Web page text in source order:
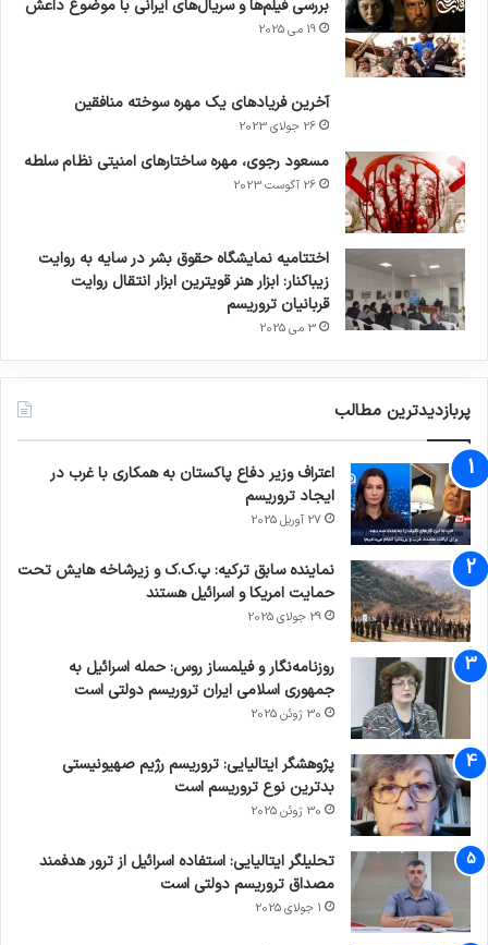
عاملان حمله تروریستی به خانه فرهنگ ایران را 8 بار
به مرگ محکوم کرده بود
بررسی فیلم‌ها و سریال‌های ایرانی با موضوع داعش
19 می 2025
آخرین فریادهای یک مهره سوخته منافقین
26 جولای 2023
مسعود رجوی، مهره ساختارهای امنیتی نظام سلطه
26 آگوست 2023
اختتامیه نمایشگاه حقوق بشر در سایه به روایت
زیباکنار: ابزار هنر قویترین ابزار انتقال روایت
قربانیان تروریسم
3 می 2025
پربازدیدترین مطالب
اعتراف وزیر دفاع پاکستان به همکاری با غرب در
ایجاد تروریسم
27 آوریل 2025
نماینده سابق ترکیه: پ.ک.ک و زیرشاخه هایش تحت
حمایت امریکا و اسرائیل هستند
29 جولای 2025
روزنامه‌نگار و فیلمساز روس: حمله اسرائیل به
جمهوری اسلامی ایران تروریسم دولتی است
30 ژوئن 2025
پژوهشگر ایتالیایی: تروریسم رژیم صهیونیستی
بدترین نوع تروریسم است
30 ژوئن 2025
تحلیلگر ایتالیایی: استفاده اسرائیل از ترور هدفمند
مصداق تروریسم دولتی است
1 جولای 2025